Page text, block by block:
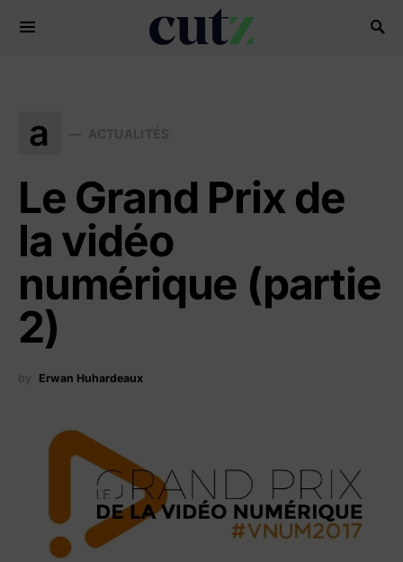
Search for:
a ACTUALITÉS
Le Grand Prix de
la vidéo
numérique (partie
2)
by Erwan Huhardeaux